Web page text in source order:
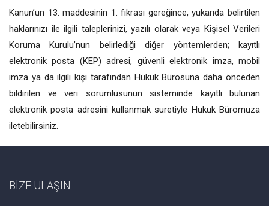
Kanun’un 13. maddesinin 1. fıkrası gereğince, yukarıda belirtilen
haklarınızı ile ilgili taleplerinizi, yazılı olarak veya Kişisel Verileri
Koruma Kurulu’nun belirlediği diğer yöntemlerden; kayıtlı
elektronik posta (KEP) adresi, güvenli elektronik imza, mobil
imza ya da ilgili kişi tarafından Hukuk Bürosuna daha önceden
bildirilen ve veri sorumlusunun sisteminde kayıtlı bulunan
elektronik posta adresini kullanmak suretiyle Hukuk Büromuza
iletebilirsiniz.
BİZE ULAŞIN